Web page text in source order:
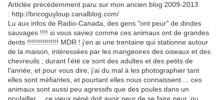
Articlée précédemment paru sur mon ancien blog 2009-2013
: http://bricoguyloup.canalblog.com/
Lu aux infos de Radio-Canada, des gens "ont peur" de dindes
sauvages !!!! si vous saviez comme ces animaux ont de grandes
dents !!!!!!!!!!!!!!!! MDR ! j'en ai une trentaine qui stationne autour
de la maison, intéressées par les mangeoires des oiseaux et des
chevreuils ; durant l'été ce sont des adultes et des petits de
l'année, et pour vous dire, j'ai du mal à les photographier tant
elles sont méfiantes, et pourtant elles nous connaissent.... ces
animaux sont aussi peu agressifs que des poules dans un